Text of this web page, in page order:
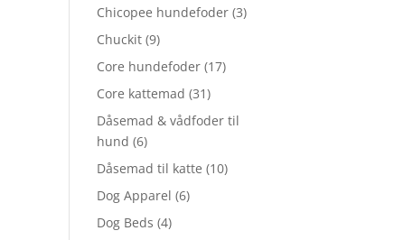
Chicopee hundefoder (3)
Chuckit (9)
Core hundefoder (17)
Core kattemad (31)
Dåsemad & vådfoder til
hund (6)
Dåsemad til katte (10)
Dog Apparel (6)
Dog Beds (4)